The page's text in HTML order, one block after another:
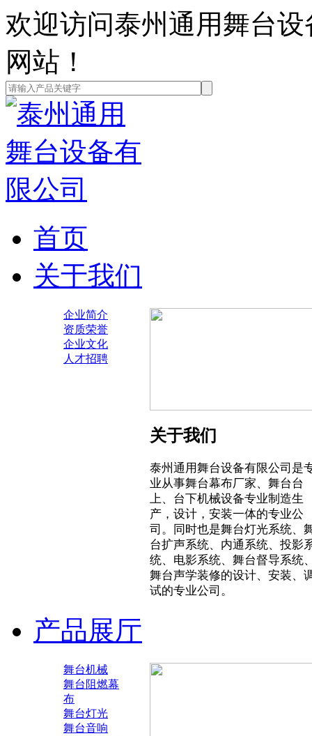
欢迎访问泰州通用舞台
网站！
首页
关于我们
企业简介
资质荣誉
企业文化
人才招聘
关于我们
泰州通用舞台设备有限公司是
业从事舞台幕布厂家、舞台台
上、台下机械设备专业制造生
产，设计，安装一体的专业公
司。同时也是舞台灯光系统、
台扩声系统、内通系统、投影
统、电影系统、舞台督导系统
舞台声学装修的设计、安装、
试的专业公司。
产品展厅
舞台机械
舞台阻燃幕
布
舞台灯光
舞台音响